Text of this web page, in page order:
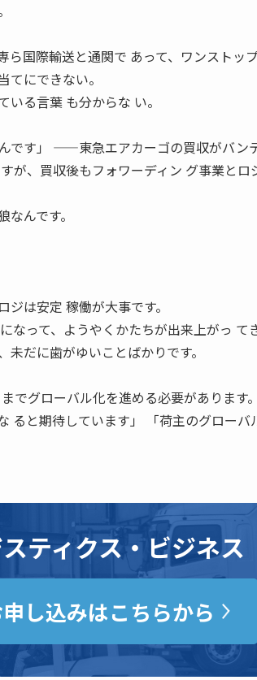
国際輸送と通関で あって、ワンストッ
にできない。
る言葉 も分からな い。
です」 ——東急エアカーゴの買収がバン
、買収後もフォワーディン グ事業とロ
んです。
は安定 稼働が大事です。
って、ようやくかたちが出来上がっ て
だに歯がゆいことばかりです。
でグローバル化を進める必要があります。
ると期待しています」 「荷主のグローバ
ティクス・ビジネス
し込みはこちらから